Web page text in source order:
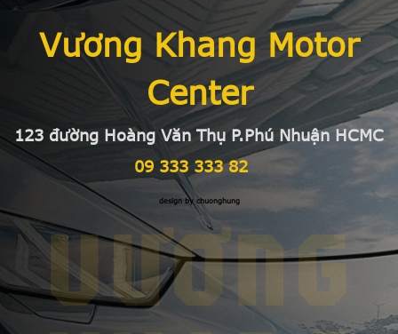
Vương Khang Motor
Center
123 đường Hoàng Văn Thụ P.Phú Nhuận HCMC
09 333 333 82
design by chuonghung
VƯƠNG